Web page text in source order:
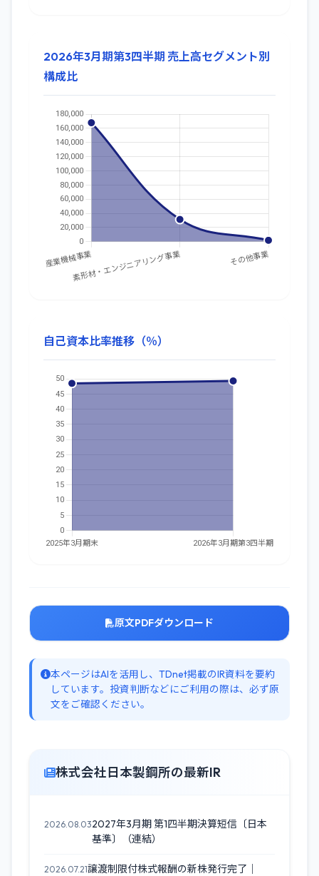
2026年3月期第3四半期 売上高セグメント別
構成比
自己資本比率推移（％）
原文PDFダウンロード
本ページはAIを活用し、TDnet掲載のIR資料を要約
しています。投資判断などにご利用の際は、必ず原
文をご確認ください。
株式会社日本製鋼所の最新IR
2026.08.032027年3月期 第1四半期決算短信〔日本
基準〕（連結）
2026.07.21譲渡制限付株式報酬の新株発行完了｜